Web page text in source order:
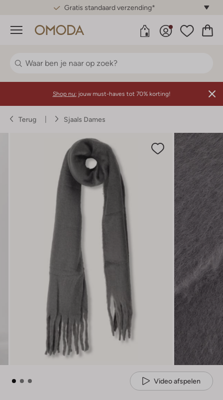
Gratis standaard verzending*
Menu
Shop nu: jouw must-haves tot 70% korting!
Terug Sjaals Dames
Video afspelen